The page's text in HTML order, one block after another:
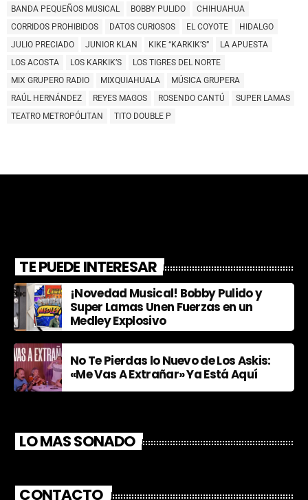
BANDA PEQUEÑOS MUSICAL BOBBY PULIDO
CHIHUAHUA
CORRIDOS PROHIBIDOS
DATOS CURIOSOS EL COYOTE
HIDALGO
JULIO PRECIADO
JUNIOR KLAN KIKE “KARKIK’S”
LA APUESTA
LOS ACOSTA
LOS KARKIK’S
LOS TIGRES DEL NORTE
MIX GRUPERO RADIO
MIXQUIAHUALA
MÚSICA GRUPERA
RAÚL HERNÁNDEZ
REYES MAGOS ROSENDO CANTÚ
SUPER LAMAS
TEATRO METROPÓLITAN
TITO DOUBLE P
TE PUEDE INTERESAR
¡Novedad Musical! Bobby Pulido y
Super Lamas Unen Fuerzas en un
Medley Explosivo
No Te Pierdas lo Nuevo de Los Askis:
«Me Vas A Extrañar» Ya Está Aquí
LO MAS SONADO
CONTACTO